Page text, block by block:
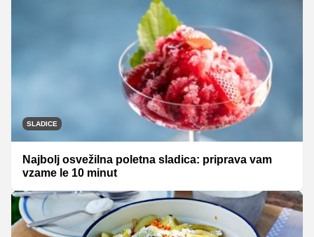
SLADICE
Najbolj osvežilna poletna sladica: priprava vam
vzame le 10 minut